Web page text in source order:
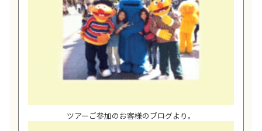
ツアーご参加のお客様のブログより。